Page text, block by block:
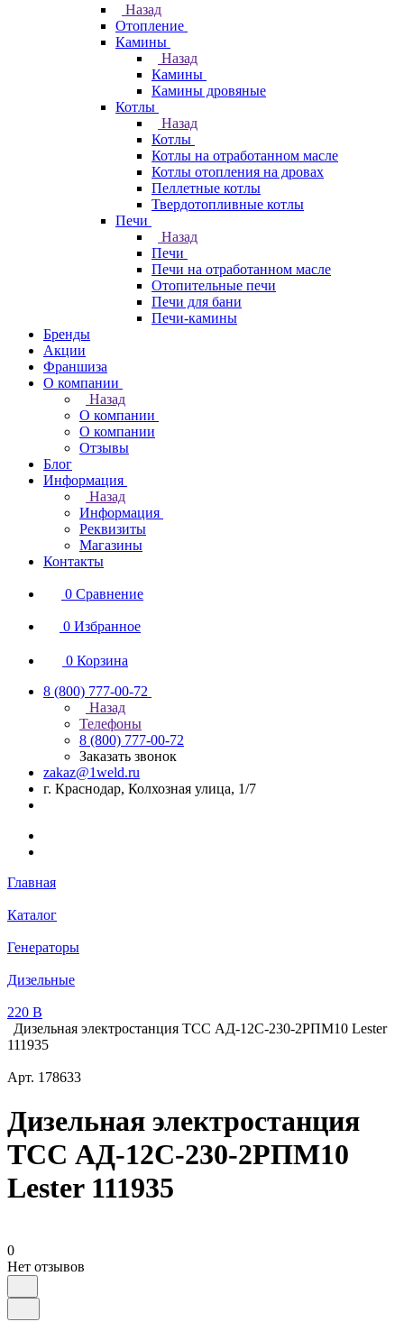
Назад
Отопление
Камины
Назад
Камины
Камины дровяные
Котлы
Назад
Котлы
Котлы на отработанном масле
Котлы отопления на дровах
Пеллетные котлы
Твердотопливные котлы
Печи
Назад
Печи
Печи на отработанном масле
Отопительные печи
Печи для бани
Печи-камины
Бренды
Акции
Франшиза
О компании
Назад
О компании
О компании
Отзывы
Блог
Информация
Назад
Информация
Реквизиты
Магазины
Контакты
0 Сравнение
0 Избранное
0 Корзина
8 (800) 777-00-72
Назад
Телефоны
8 (800) 777-00-72
Заказать звонок
zakaz@1weld.ru
г. Краснодар, Колхозная улица, 1/7
Главная
Каталог
Генераторы
Дизельные
220 В
Дизельная электростанция ТСС АД-12С-230-2РПМ10 Lester
111935
Арт. 178633
Дизельная электростанция
ТСС АД-12С-230-2РПМ10
Lester 111935
0
Нет отзывов